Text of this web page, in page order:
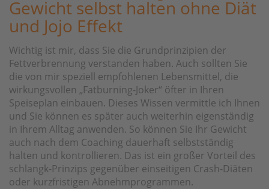
Gewicht selbst halten ohne Diät
und Jojo Effekt
Wichtig ist mir, dass Sie die Grundprinzipien der
Fettverbrennung verstanden haben. Auch sollten Sie
die von mir speziell empfohlenen Lebensmittel, die
wirkungsvollen „Fatburning-Joker“ öfter in Ihren
Speiseplan einbauen. Dieses Wissen vermittle ich Ihnen
und Sie können es später auch weiterhin eigenständig
in Ihrem Alltag anwenden. So können Sie Ihr Gewicht
auch nach dem Coaching dauerhaft selbstständig
halten und kontrollieren. Das ist ein großer Vorteil des
schlangk-Prinzips gegenüber einseitigen Crash-Diäten
oder kurzfristigen Abnehmprogrammen.